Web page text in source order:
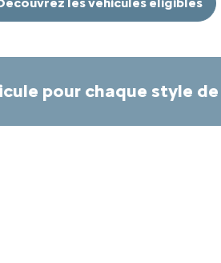
pour chaque style de